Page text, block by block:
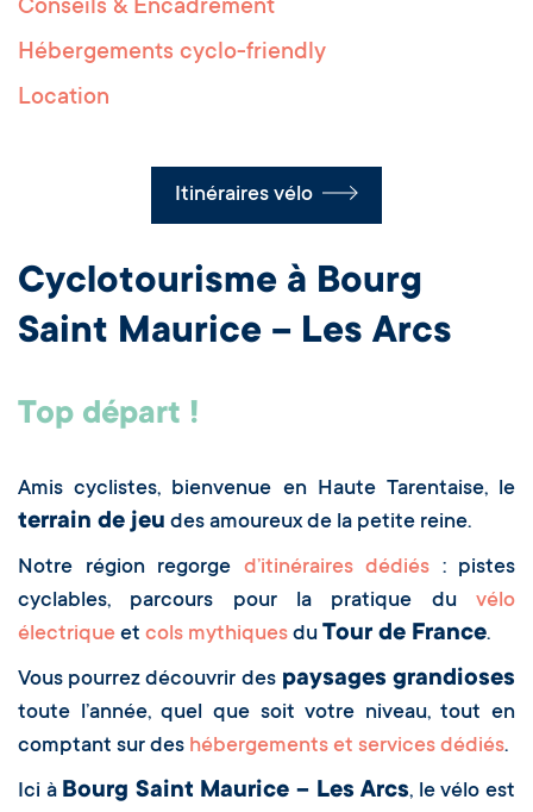
Conseils & Encadrement
Hébergements cyclo-friendly
Location
Itinéraires vélo
Cyclotourisme à Bourg
Saint Maurice – Les Arcs
Top départ !
Amis cyclistes, bienvenue en Haute Tarentaise, le
terrain de jeu des amoureux de la petite reine.
Notre région regorge d’itinéraires dédiés : pistes
cyclables, parcours pour la pratique du vélo
électrique et cols mythiques du Tour de France.
Vous pourrez découvrir despaysages grandioses
toute l’année, quel que soit votre niveau, tout en
comptant sur des hébergements et services dédiés.
Ici à Bourg Saint Maurice – Les Arcs, le vélo est